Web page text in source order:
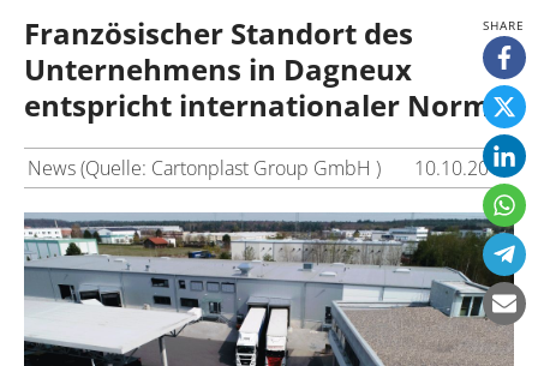
Französischer Standort des
Unternehmens in Dagneux
entspricht internationaler Norm
News (Quelle: Cartonplast Group GmbH ) 10.10.2019